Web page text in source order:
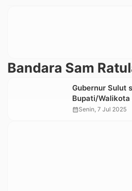
Bandara Sam
Gubernur Sulut
Bupati/Walikota
Penerbangan
calendar_monthSenin, 7 Jul 2025